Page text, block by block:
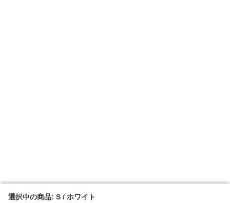
選択中の商品: S / ホワイト
選択中の商品: S / ホワイト